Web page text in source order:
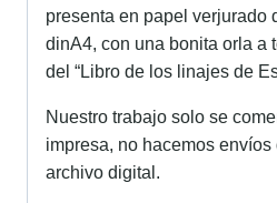
presenta en papel verjurado
dinA4, con una bonita orla a
del “Libro de los linajes de
Nuestro trabajo solo se
impresa, no hacemos
archivo digital.